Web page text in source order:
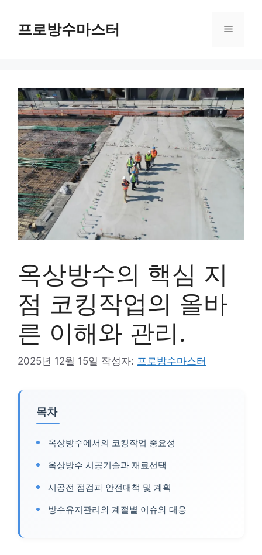
프로방수마스터 메
옥상방수의 핵심 지
점 코킹작업의 올바
른 이해와 관리.
2025년 12월 15일 작성자: 프로방수마스터
목차
옥상방수에서의 코킹작업 중요성
옥상방수 시공기술과 재료선택
시공전 점검과 안전대책 및 계획
방수유지관리와 계절별 이슈와 대응